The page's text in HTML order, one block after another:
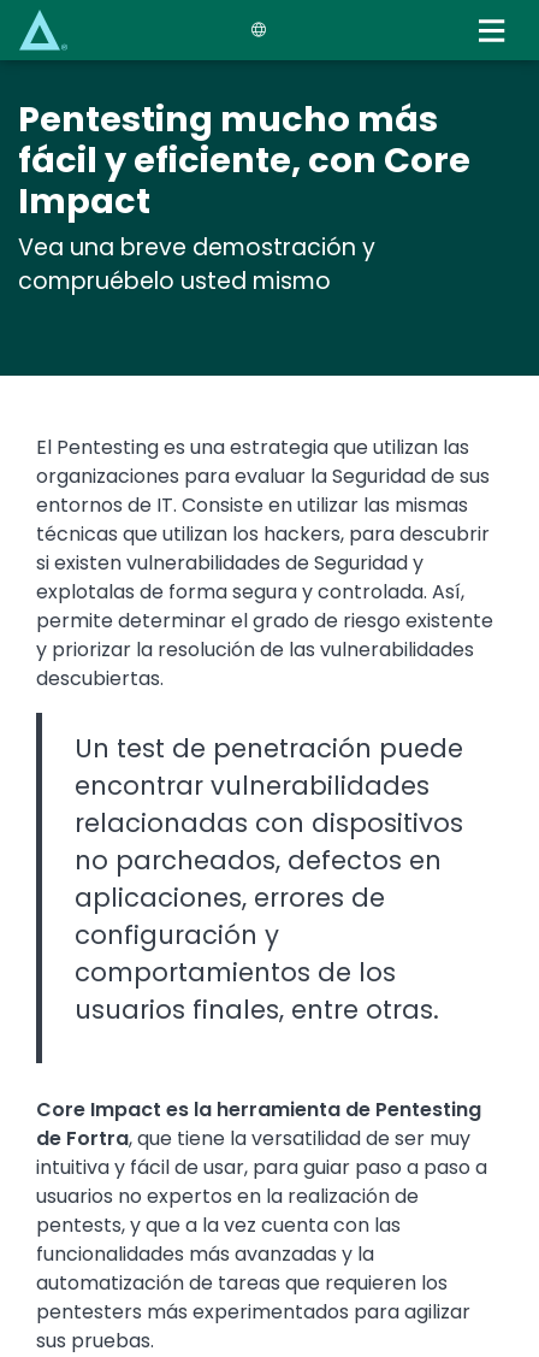
content
Pentesting mucho más
fácil y eficiente, con Core
Impact
Vea una breve demostración y
compruébelo usted mismo
El Pentesting es una estrategia que utilizan las
organizaciones para evaluar la Seguridad de sus
entornos de IT. Consiste en utilizar las mismas
técnicas que utilizan los hackers, para descubrir
si existen vulnerabilidades de Seguridad y
explotalas de forma segura y controlada. Así,
permite determinar el grado de riesgo existente
y priorizar la resolución de las vulnerabilidades
descubiertas.
Un test de penetración puede
encontrar vulnerabilidades
relacionadas con dispositivos
no parcheados, defectos en
aplicaciones, errores de
configuración y
comportamientos de los
usuarios finales, entre otras.
Core Impact es la herramienta de Pentesting
de Fortra, que tiene la versatilidad de ser muy
intuitiva y fácil de usar, para guiar paso a paso a
usuarios no expertos en la realización de
pentests, y que a la vez cuenta con las
funcionalidades más avanzadas y la
automatización de tareas que requieren los
pentesters más experimentados para agilizar
sus pruebas.